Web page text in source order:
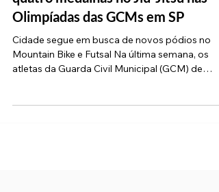
23 de jun. de 2025
2 min de leitura
Guardas Civis de Cotia conquistam
quatro medalhas no Jiu-Jitsu nas
Olimpíadas das GCMs em SP
Mountain Bike e Futsal Na última semana, os